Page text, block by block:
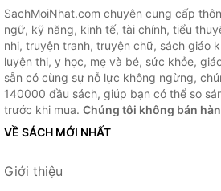
SachMoiNhat.com chuyên cung cấp
ngữ, kỹ năng, kinh tế, tài chính, tiểu
nhi, truyện tranh, truyện chữ, sách giáo
luyện thi, y học, mẹ và bé, sức khỏe,
sẵn có cùng sự nỗ lực không ngừng,
140000 đầu sách, giúp bạn có thể so
trước khi mua. Chúng tôi không bán
VỀ SÁCH MỚI NHẤT
Giới thiệu